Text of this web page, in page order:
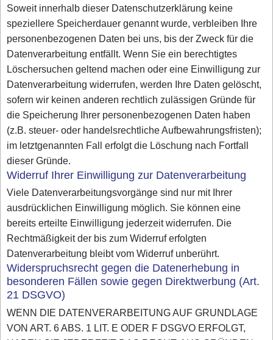
Soweit innerhalb dieser Datenschutzerklärung keine
speziellere Speicherdauer genannt wurde, verbleiben Ihre
personenbezogenen Daten bei uns, bis der Zweck für die
Datenverarbeitung entfällt. Wenn Sie ein berechtigtes
Löschersuchen geltend machen oder eine Einwilligung zur
Datenverarbeitung widerrufen, werden Ihre Daten gelöscht,
sofern wir keinen anderen rechtlich zulässigen Gründe für
die Speicherung Ihrer personenbezogenen Daten haben
(z.B. steuer- oder handelsrechtliche Aufbewahrungsfristen);
im letztgenannten Fall erfolgt die Löschung nach Fortfall
dieser Gründe.
Widerruf Ihrer Einwilligung zur Datenverarbeitung
Viele Datenverarbeitungsvorgänge sind nur mit Ihrer
ausdrücklichen Einwilligung möglich. Sie können eine
bereits erteilte Einwilligung jederzeit widerrufen. Die
Rechtmäßigkeit der bis zum Widerruf erfolgten
Datenverarbeitung bleibt vom Widerruf unberührt.
Widerspruchsrecht gegen die Datenerhebung in
besonderen Fällen sowie gegen Direktwerbung (Art.
21 DSGVO)
WENN DIE DATENVERARBEITUNG AUF GRUNDLAGE
VON ART. 6 ABS. 1 LIT. E ODER F DSGVO ERFOLGT,